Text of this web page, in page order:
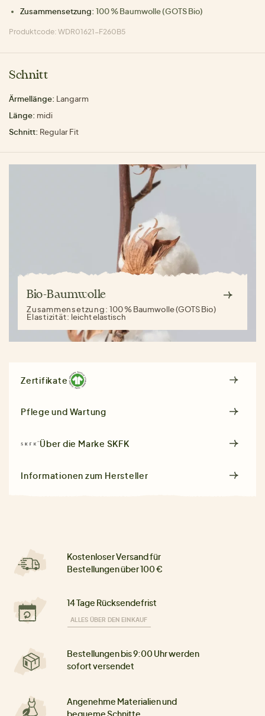
Zusammensetzung: 100 % Baumwolle (GOTS Bio)
Produktcode: WDR01621-F260B5
Schnitt
Ärmellänge: Langarm
Länge: midi
Schnitt: Regular Fit
Bio-Baumwolle
Zusammensetzung:100 % Baumwolle (GOTS Bio)
Elastizität: leicht elastisch
Zertifikate
Pflege und Wartung
Über die Marke SKFK
Informationen zum Hersteller
Kostenloser Versand für
Bestellungen über 100 €
14 Tage Rücksendefrist
ALLES ÜBER DEN EINKAUF
Bestellungen bis 9:00 Uhr werden
sofort versendet
Angenehme Materialien und
bequeme Schnitte